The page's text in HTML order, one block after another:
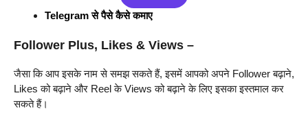
Telegram से पैसे कैसे कमाए
Follower Plus, Likes & Views –
जैसा कि आप इसके नाम से समझ सकते हैं, इसमें आपको अपने Follower बढ़ाने,
Likes को बढ़ाने और Reel के Views को बढ़ाने के लिए इसका इस्तमाल कर
सकते हैं।